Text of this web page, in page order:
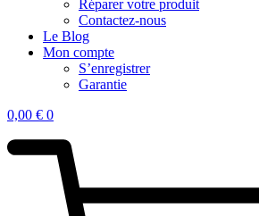
Réparer votre produit
Contactez-nous
Le Blog
Mon compte
S’enregistrer
Garantie
0,00 € 0